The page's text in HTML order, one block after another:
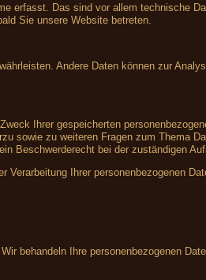
erfasst. Das sind vor allem technische
Sie unsere Website betreten.
Andere Daten können zur
Ihrer gespeicherten
sowie zu weiteren Fragen zum Thema
Beschwerderecht bei der zuständigen
Ihrer personenbezogenen
behandeln Ihre personenbezogenen